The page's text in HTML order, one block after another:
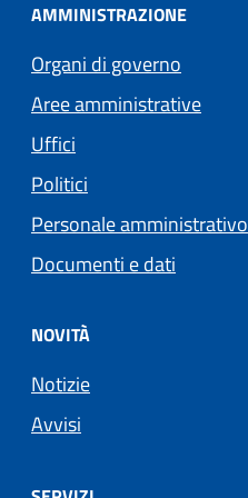
AMMINISTRAZIONE
Organi di governo
Aree amministrative
Uffici
Politici
Personale amministrativo
Documenti e dati
NOVITÀ
Notizie
Avvisi